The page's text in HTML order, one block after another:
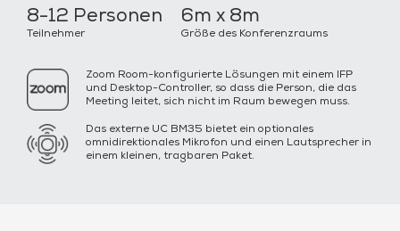
8-12 Personen
Teilnehmer
6m x 8m
Größe des Konferenzraums
Zoom Room-konfigurierte Lösungen mit einem IFP
und Desktop-Controller, so dass die Person, die das
Meeting leitet, sich nicht im Raum bewegen muss.
Das externe UC BM35 bietet ein optionales
omnidirektionales Mikrofon und einen Lautsprecher in
einem kleinen, tragbaren Paket.